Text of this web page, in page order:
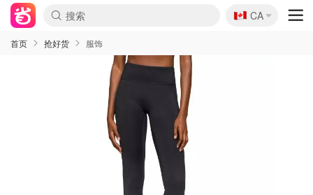
🇨🇦
CA
首页 抢好货 服饰